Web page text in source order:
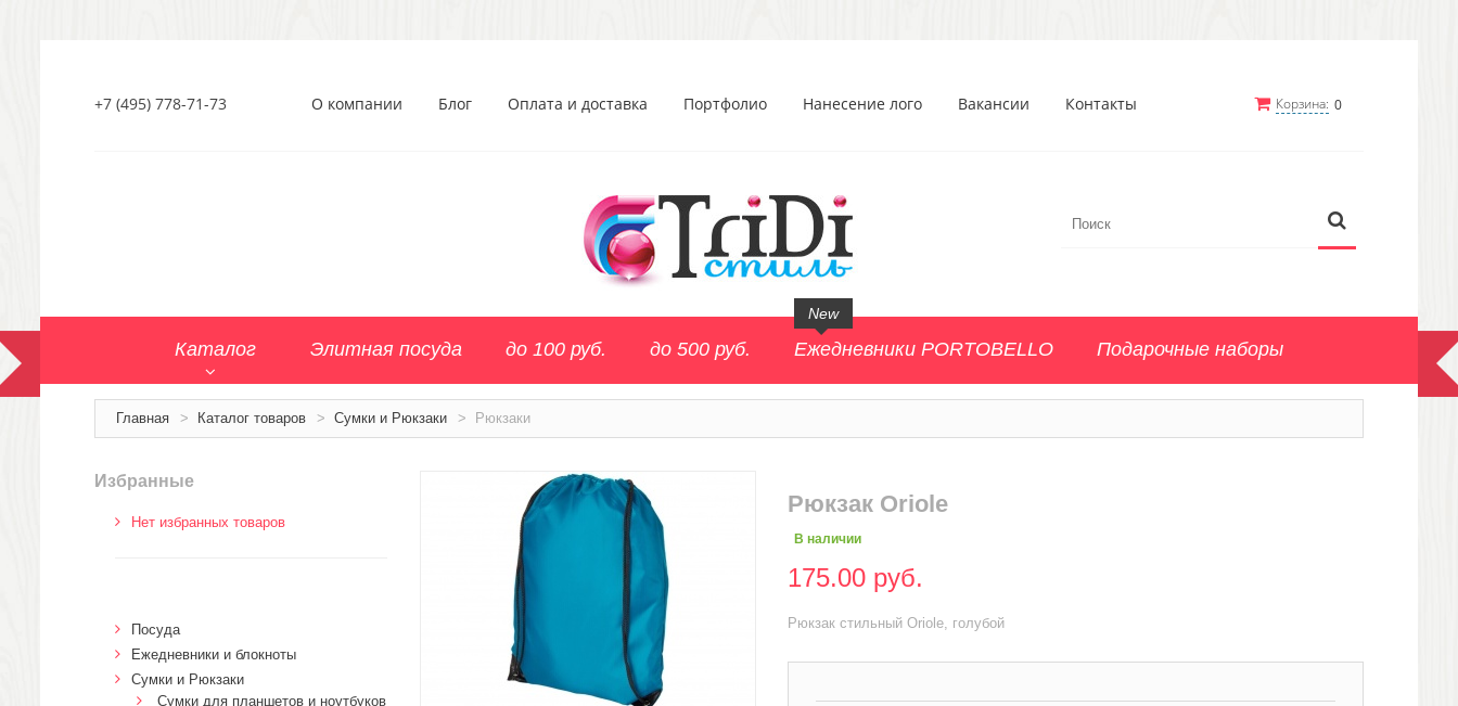
Корзина: 0
+7 (495) 778-71-73 О компании Блог Оплата и доставка Портфолио Нанесение лого Вакансии Контакты
Каталог Элитная посуда до 100 руб. до 500 руб. Ежедневники PORTOBELLO
New
Подарочные наборы
Главная > Каталог товаров > Сумки и Рюкзаки > Рюкзаки
Рюкзак Oriole
В наличии
175.00 руб.
Рюкзак стильный Oriole, голубой
Избранные
Нет избранных товаров
Посуда
Ежедневники и блокноты
Сумки и Рюкзаки
Сумки для планшетов и ноутбуков